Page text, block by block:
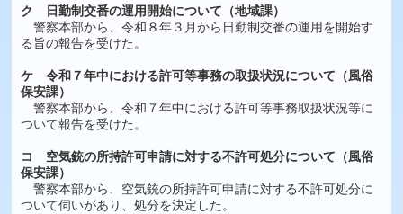
ク 日勤制交番の運用開始について（地域課）
警察本部から、令和８年３月から日勤制交番の運用を開始す
る旨の報告を受けた。
ケ 令和７年中における許可等事務の取扱状況について（風俗
保安課）
警察本部から、令和７年中における許可等事務取扱状況等に
ついて報告を受けた。
コ 空気銃の所持許可申請に対する不許可処分について（風俗
保安課）
警察本部から、空気銃の所持許可申請に対する不許可処分に
ついて伺いがあり、処分を決定した。